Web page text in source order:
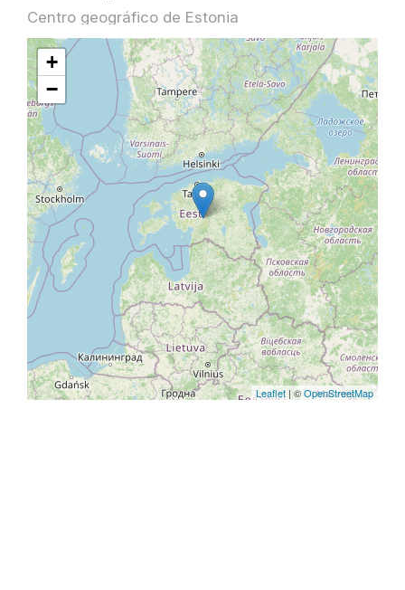
Centro geográfico de Estonia
+
−
Leaflet | ©OpenStreetMap